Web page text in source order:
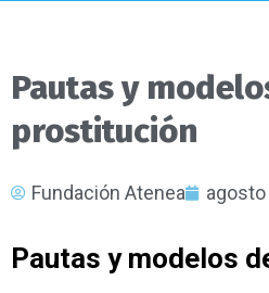
Pautas y
prostitución
Fundación Atenea agosto
Pautas y modelos